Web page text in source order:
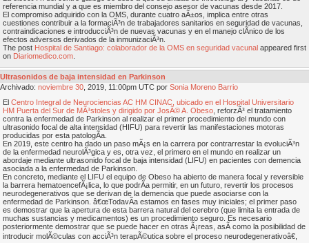
referencia mundial y a que es miembro del consejo asesor de vacunas desde 2017.
El compromiso adquirido con la OMS, durante cuatro aÃ±os, implica entre otras
cuestiones contribuir a la formaciÃ³n de trabajadores sanitarios en seguridad de vacunas,
contraindicaciones e introducciÃ³n de nuevas vacunas y en el manejo clÃ­nico de los
efectos adversos derivados de la inmunizaciÃ³n.
The post Hospital de Santiago: colaborador de la OMS en seguridad vacunal appeared first
on Diariomedico.com
Ultrasonidos de baja intensidad en Parkinson
Archivado: noviembre 30 , 2019, 11:00pm UTC por Sonia Moreno Barrio
El Centro Integral de Neurociencias AC HM CINAC, ubicado en el Hospital Universitario
HM Puerta del Sur de MÃ³stoles y dirigido por JosÃ© A. Obeso , reforzÃ³ el tratamiento
contra la enfermedad de Parkinson al realizar el primer procedimiento del mundo con
ultrasonido focal de alta intensidad (HIFU) para revertir las manifestaciones motoras
producidas por esta patologÃ­a.
En 2019, este centro ha dado un paso mÃ¡s en la carrera por contrarrestar la evoluciÃ³n
de la enfermedad neurolÃ³gica y es, otra vez, el primero en el mundo en realizar un
abordaje mediante ultrasonido focal de baja intensidad (LIFU) en pacientes con demencia
asociada a la enfermedad de Parkinson.
En concreto, mediante el LIFU el equipo de Obeso ha abierto de manera focal y reversible
la barrera hematoencefÃ¡lica, lo que podrÃ­a permitir, en un futuro, revertir los procesos
neurodegenerativos que se derivan de la demencia que puede asociarse con la
enfermedad de Parkinson. â€œTodavÃ­a estamos en fases muy iniciales; el primer paso
es demostrar que la apertura de esta barrera natural del cerebro (que limita la entrada de
muchas sustancias y medicamentos) es un procedimiento seguro. Es necesario
posteriormente demostrar que se puede hacer en otras Ã¡reas, asÃ­ como la posibilidad de
introducir molÃ©culas con acciÃ³n terapÃ©utica sobre el proceso neurodegenerativoâ€,